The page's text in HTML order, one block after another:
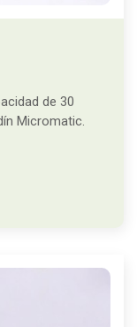
de 30
Micromatic.